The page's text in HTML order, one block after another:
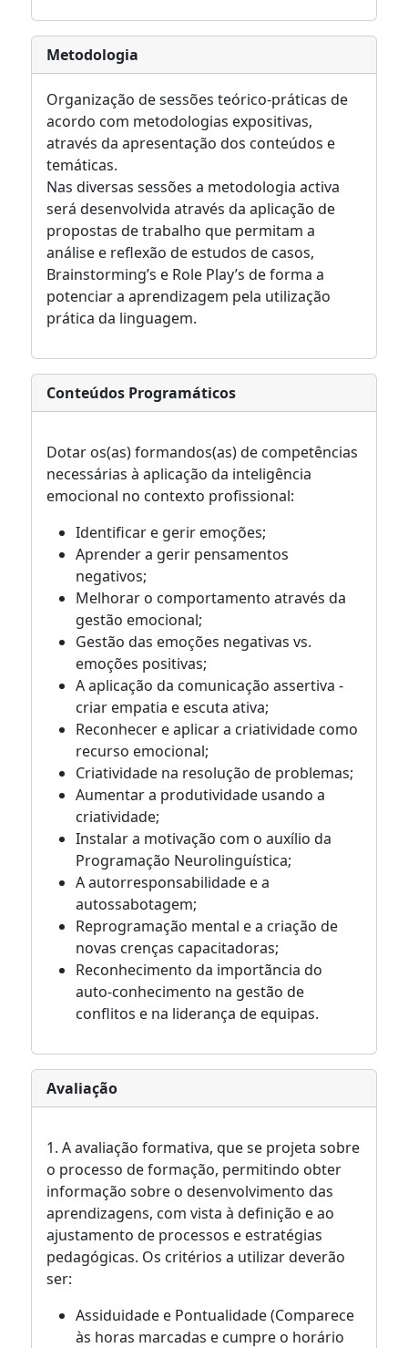
Metodologia
Organização de sessões teórico-práticas de
acordo com metodologias expositivas,
através da apresentação dos conteúdos e
temáticas.
Nas diversas sessões a metodologia activa
será desenvolvida através da aplicação de
propostas de trabalho que permitam a
análise e reflexão de estudos de casos,
Brainstorming’s e Role Play’s de forma a
potenciar a aprendizagem pela utilização
prática da linguagem.
Conteúdos Programáticos
Dotar os(as) formandos(as) de competências
necessárias à aplicação da inteligência
emocional no contexto profissional:
Identificar e gerir emoções;
Aprender a gerir pensamentos
negativos;
Melhorar o comportamento através da
gestão emocional;
Gestão das emoções negativas vs.
emoções positivas;
A aplicação da comunicação assertiva -
criar empatia e escuta ativa;
Reconhecer e aplicar a criatividade como
recurso emocional;
Criatividade na resolução de problemas;
Aumentar a produtividade usando a
criatividade;
Instalar a motivação com o auxílio da
Programação Neurolinguística;
A autorresponsabilidade e a
autossabotagem;
Reprogramação mental e a criação de
novas crenças capacitadoras;
Reconhecimento da importãncia do
auto-conhecimento na gestão de
conflitos e na liderança de equipas.
Avaliação
1. A avaliação formativa, que se projeta sobre
o processo de formação, permitindo obter
informação sobre o desenvolvimento das
aprendizagens, com vista à definição e ao
ajustamento de processos e estratégias
pedagógicas. Os critérios a utilizar deverão
ser:
Assiduidade e Pontualidade (Comparece
às horas marcadas e cumpre o horário